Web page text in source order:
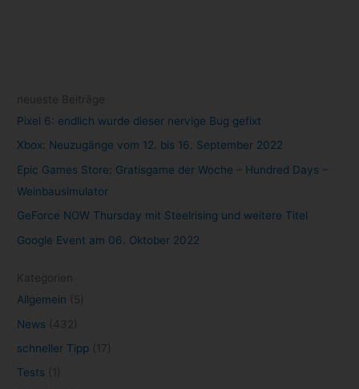
Pixel 6: endlich wurde dieser nervige Bug gefixt
Xbox: Neuzugänge vom 12. bis 16. September 2022
Epic Games Store: Gratisgame der Woche – Hundred Days –
Weinbausimulator
GeForce NOW Thursday mit Steelrising und weitere Titel
Google Event am 06. Oktober 2022
Allgemein
News
schneller Tipp
Tests